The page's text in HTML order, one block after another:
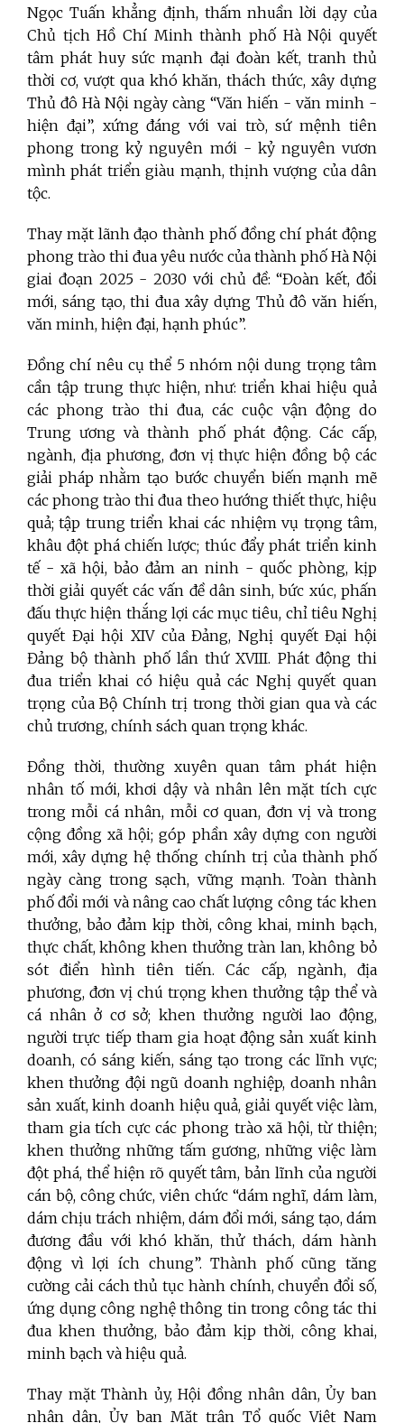
Ngọc Tuấn khẳng định, thấm nhuần lời dạy của
Chủ tịch Hồ Chí Minh thành phố Hà Nội quyết
tâm phát huy sức mạnh đại đoàn kết, tranh thủ
thời cơ, vượt qua khó khăn, thách thức, xây dựng
Thủ đô Hà Nội ngày càng “Văn hiến - văn minh -
hiện đại”, xứng đáng với vai trò, sứ mệnh tiên
phong trong kỷ nguyên mới - kỷ nguyên vươn
mình phát triển giàu mạnh, thịnh vượng của dân
tộc.
Thay mặt lãnh đạo thành phố đồng chí phát động
phong trào thi đua yêu nước của thành phố Hà Nội
giai đoạn 2025 - 2030 với chủ đề: “Đoàn kết, đổi
mới, sáng tạo, thi đua xây dựng Thủ đô văn hiến,
văn minh, hiện đại, hạnh phúc”.
Đồng chí nêu cụ thể 5 nhóm nội dung trọng tâm
cần tập trung thực hiện, như: triển khai hiệu quả
các phong trào thi đua, các cuộc vận động do
Trung ương và thành phố phát động. Các cấp,
ngành, địa phương, đơn vị thực hiện đồng bộ các
giải pháp nhằm tạo bước chuyển biến mạnh mẽ
các phong trào thi đua theo hướng thiết thực, hiệu
quả; tập trung triển khai các nhiệm vụ trọng tâm,
khâu đột phá chiến lược; thúc đẩy phát triển kinh
tế - xã hội, bảo đảm an ninh - quốc phòng, kịp
thời giải quyết các vấn đề dân sinh, bức xúc, phấn
đấu thực hiện thắng lợi các mục tiêu, chỉ tiêu Nghị
quyết Đại hội XIV của Đảng, Nghị quyết Đại hội
Đảng bộ thành phố lần thứ XVIII. Phát động thi
đua triển khai có hiệu quả các Nghị quyết quan
trọng của Bộ Chính trị trong thời gian qua và các
chủ trương, chính sách quan trọng khác.
Đồng thời, thường xuyên quan tâm phát hiện
nhân tố mới, khơi dậy và nhân lên mặt tích cực
trong mỗi cá nhân, mỗi cơ quan, đơn vị và trong
cộng đồng xã hội; góp phần xây dựng con người
mới, xây dựng hệ thống chính trị của thành phố
ngày càng trong sạch, vững mạnh. Toàn thành
phố đổi mới và nâng cao chất lượng công tác khen
thưởng, bảo đảm kịp thời, công khai, minh bạch,
thực chất, không khen thưởng tràn lan, không bỏ
sót điển hình tiên tiến. Các cấp, ngành, địa
phương, đơn vị chú trọng khen thưởng tập thể và
cá nhân ở cơ sở; khen thưởng người lao động,
người trực tiếp tham gia hoạt động sản xuất kinh
doanh, có sáng kiến, sáng tạo trong các lĩnh vực;
khen thưởng đội ngũ doanh nghiệp, doanh nhân
sản xuất, kinh doanh hiệu quả, giải quyết việc làm,
tham gia tích cực các phong trào xã hội, từ thiện;
khen thưởng những tấm gương, những việc làm
đột phá, thể hiện rõ quyết tâm, bản lĩnh của người
cán bộ, công chức, viên chức “dám nghĩ, dám làm,
dám chịu trách nhiệm, dám đổi mới, sáng tạo, dám
đương đầu với khó khăn, thử thách, dám hành
động vì lợi ích chung”. Thành phố cũng tăng
cường cải cách thủ tục hành chính, chuyển đổi số,
ứng dụng công nghệ thông tin trong công tác thi
đua khen thưởng, bảo đảm kịp thời, công khai,
minh bạch và hiệu quả.
Thay mặt Thành ủy, Hội đồng nhân dân, Ủy ban
nhân dân, Ủy ban Mặt trận Tổ quốc Việt Nam